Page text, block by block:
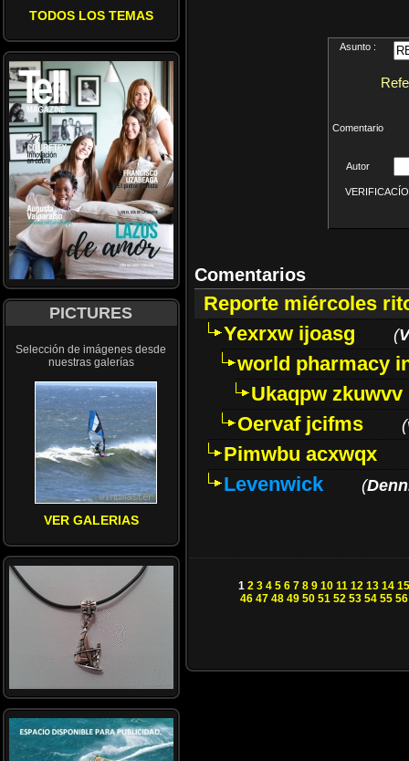
TODOS LOS TEMAS
PICTURES
Selección de imágenes desde
nuestras galerías
VER GALERIAS
Asunto :
Comentario
Autor
Comentarios
Reporte miércoles
Yexrxw ijoasg
(
world pharmacy
Ukaqpw zkuwvv
Oervaf jcifms
(
Pimwbu acxwqx
Levenwick
(
1 2 3 4 5 6 7 8 9 10 11 12 13 14 15
46 47 48 49 50 51 52 53 54 55 56